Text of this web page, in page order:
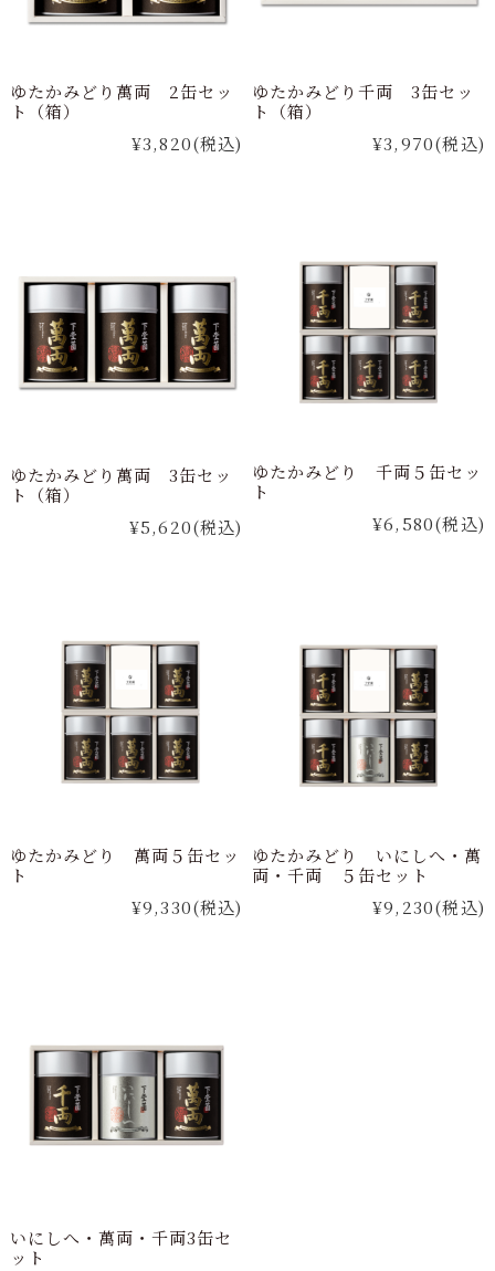
ゆたかみどり萬両 2缶セッ
ト（箱）
¥3,820(税込)
ゆたかみどり千両 3缶セッ
ト（箱）
¥3,970(税込)
ゆたかみどり萬両 3缶セッ
ト（箱）
¥5,620(税込)
ゆたかみどり 千両５缶セッ
ト
¥6,580(税込)
ゆたかみどり 萬両５缶セッ
ト
¥9,330(税込)
ゆたかみどり いにしへ・萬
両・千両 ５缶セット
¥9,230(税込)
いにしへ・萬両・千両3缶セ
ット